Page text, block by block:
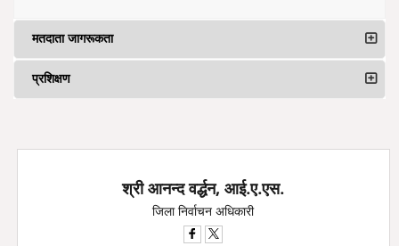
मतदाता जागरूकता
प्रशिक्षण
श्री आनन्द वर्द्धन, आई.ए.एस.
जिला निर्वाचन अधिकारी